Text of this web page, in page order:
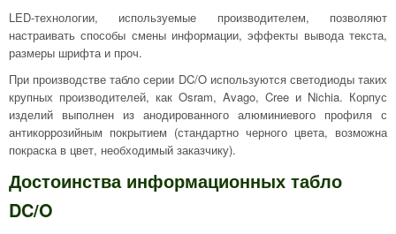
LED-технологии, используемые производителем, позволяют
настраивать способы смены информации, эффекты вывода текста,
размеры шрифта и проч.
При производстве табло серии DC/O используются светодиоды таких
крупных производителей, как Osram, Avago, Cree и Nichia. Корпус
изделий выполнен из анодированного алюминиевого профиля с
антикоррозийным покрытием (стандартно черного цвета, возможна
покраска в цвет, необходимый заказчику).
Достоинства информационных табло
DC/O